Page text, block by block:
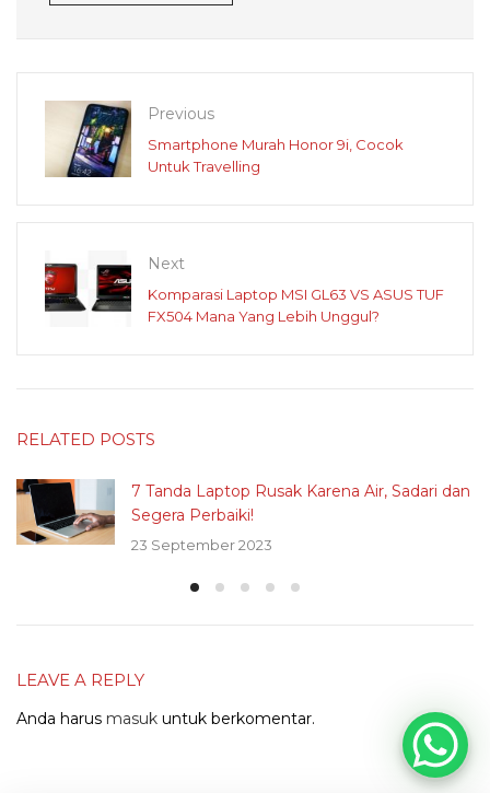
Previous
Smartphone Murah Honor 9i, Cocok
Untuk Travelling
Next
Komparasi Laptop MSI GL63 VS ASUS TUF
FX504 Mana Yang Lebih Unggul?
RELATED POSTS
7 Tanda Laptop Rusak Karena Air, Sadari dan
Segera Perbaiki!
23 September 2023
LEAVE A REPLY
Anda harus masuk untuk berkomentar.